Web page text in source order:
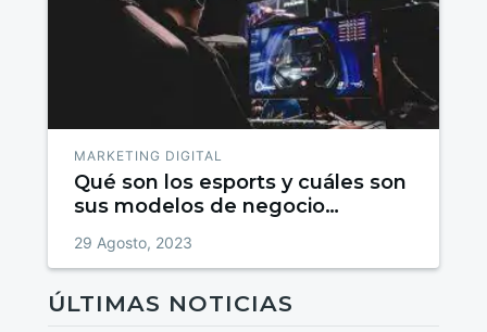
MARKETING DIGITAL
Qué son los esports y cuáles son
sus modelos de negocio
29 Agosto, 2023
ÚLTIMAS NOTICIAS